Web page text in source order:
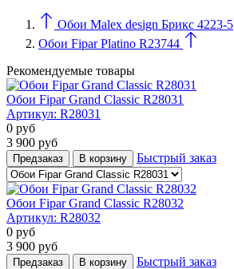
Обои Malex design Брикс 4223-5
Обои Fipar Platino R23744
Рекомендуемые товары
Обои Fipar Grand Classic R28031
Артикул: R28031
0 руб
3 900 руб
Предзаказ В корзину Быстрый заказ
Обои Fipar Grand Classic R28032
Артикул: R28032
0 руб
3 900 руб
Предзаказ В корзину Быстрый заказ